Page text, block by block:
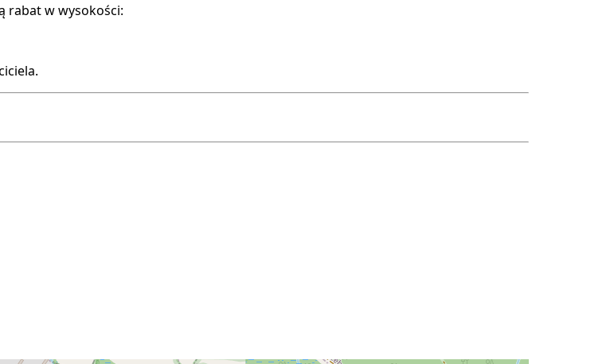
rabat w wysokości: